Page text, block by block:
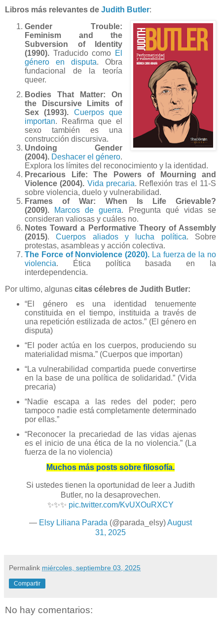
Libros más relevantes de Judith Butler:
Gender Trouble:
Feminism and the
Subversion of Identity
(1990). Traducido como El
género en disputa. Obra
fundacional de la teoría
queer.
Bodies That Matter: On
the Discursive Limits of
Sex (1993).
Cuerpos que
importan. Reafirma que el
sexo también es una
construcción discursiva.
Undoing Gender
(2004). Deshacer el género.
Explora los límites del reconocimiento y la identidad.
Precarious Life: The Powers of Mourning and
Violence (2004). Vida precaria. Reflexión tras el 11-S
sobre violencia, duelo y vulnerabilidad.
Frames of War: When Is Life Grievable?
(2009).
Marcos de guerra. Pregunta qué vidas se
consideran valiosas y cuáles no.
Notes Toward a Performative Theory of Assembly
(2015).Cuerpos aliados y lucha política. Sobre
protestas, asambleas y acción colectiva.
The Force of Nonviolence (2020). La fuerza de la no
violencia. Ética política basada en la
interdependencia.
Por ultimo, algunas citas célebres de Judith Butler:
“El género es una identidad tenuemente
constituida en el tiempo, instituida a través de
una repetición estilizada de actos.” (El género en
disputa)
“El poder actúa en los cuerpos, produciendo su
materialidad misma.” (Cuerpos que importan)
“La vulnerabilidad compartida puede convertirse
en la base de una política de solidaridad.” (Vida
precaria)
“Nadie escapa a las redes del poder; pero
tampoco nadie está completamente determinado
por ellas.”
“Reconocer la precariedad de las vidas ajenas
es el inicio de una ética de la no violencia.” (La
fuerza de la no violencia)
Muchos más posts sobre filosofía.
Si ustedes tienen la oportunidad de leer a Judith
Butler, no la desaprovechen.
✨✨✨ pic.twitter.com/KvUXOuRXCY
— Elsy Liliana Parada (@parada_elsy)August
31, 2025
Permalink miércoles, septiembre 03, 2025
Compartir
No hay comentarios: